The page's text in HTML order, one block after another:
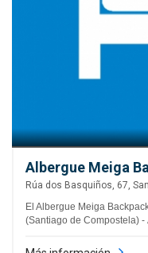
Albergue Meiga
Rúa dos Basquiños, 67,
El Albergue Meiga
(Santiago de Compostela) -